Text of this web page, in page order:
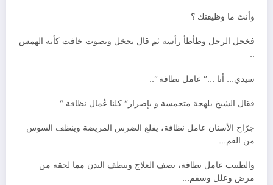
وأنتَ ما وظيفتك ؟
فخجل الرجل وطأطأ رأسه ثم قال بجخل وبصوت خافت كأنه الهمس
..
سيدي… أنا …” عامل نظافة ”..
فقال الشيخ بلهجة متحمسة و بإصرار” كلنا عُمال نظافة ”
جرّاح الأسنان عامل نظافة، يقلع الضرس المريضة وينظف السوس
من الفم…
والطبيب عامل نظافة، يصف العلاج وينظف البدن مما لحقه من
مرض وعلل وسقم…